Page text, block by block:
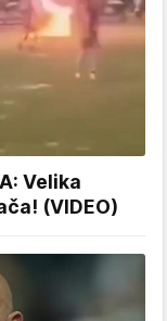
Velika
(VIDEO)